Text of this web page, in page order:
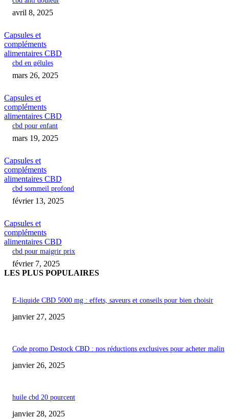
avril 8, 2025
Capsules et
compléments
alimentaires CBD
cbd en gélules
mars 26, 2025
Capsules et
compléments
alimentaires CBD
cbd pour enfant
mars 19, 2025
Capsules et
compléments
alimentaires CBD
cbd sommeil profond
février 13, 2025
Capsules et
compléments
alimentaires CBD
cbd pour maigrir prix
février 7, 2025
LES PLUS POPULAIRES
E-liquide CBD 5000 mg : effets, saveurs et conseils pour bien choisir
janvier 27, 2025
Code promo Destock CBD : nos réductions exclusives pour acheter malin
janvier 26, 2025
huile cbd 20 pourcent
janvier 28, 2025